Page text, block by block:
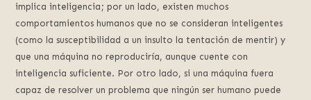
implica inteligencia; por un lado, existen muchos
comportamientos humanos que no se consideran inteligentes
(como la susceptibilidad a un insulto la tentación de mentir) y
que una máquina no reproduciría, aunque cuente con
inteligencia suficiente. Por otro lado, si una máquina fuera
capaz de resolver un problema que ningún ser humano puede